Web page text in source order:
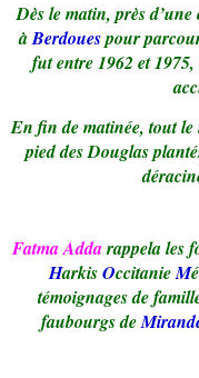
Dès le matin, près
àBerdouespour
fut entre 1962 et
En fin de matinée, tout le
pied des Douglas
Fatma Addarappela les
HarkisOccitanieM
témoignages de
faubourgs de